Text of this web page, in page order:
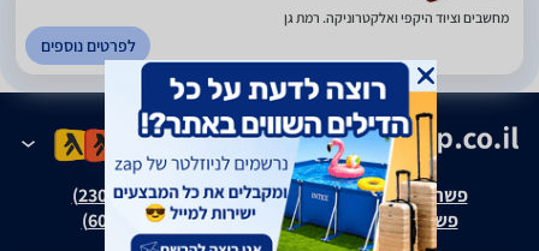
מחשבים וציוד היקפי ואלקטרוניקה. רמת גן
לפרטים נוספים
פשרה בת"צ אבנצ'יק נ' זאפ גרופ (ת"צ 23008-08-20)
פשרה בת"צ כהנים נ' זאפ גרופ (ת"צ 60371-12-19)